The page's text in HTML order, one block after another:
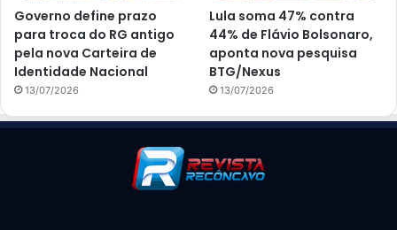
Governo define prazo
para troca do RG antigo
pela nova Carteira de
Identidade Nacional
13/07/2026
Lula soma 47% contra
44% de Flávio Bolsonaro,
aponta nova pesquisa
BTG/Nexus
13/07/2026